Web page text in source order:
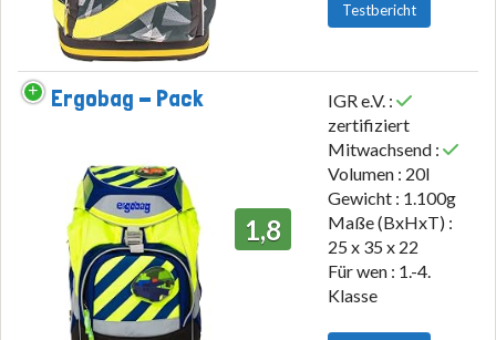
Testbericht
Ergobag - Pack
1,8
IGR e.V. :
zertifiziert
Mitwachsend :
Volumen : 20l
Gewicht : 1.100g
Maße (BxHxT) :
25 x 35 x 22
Für wen : 1.-4.
Klasse